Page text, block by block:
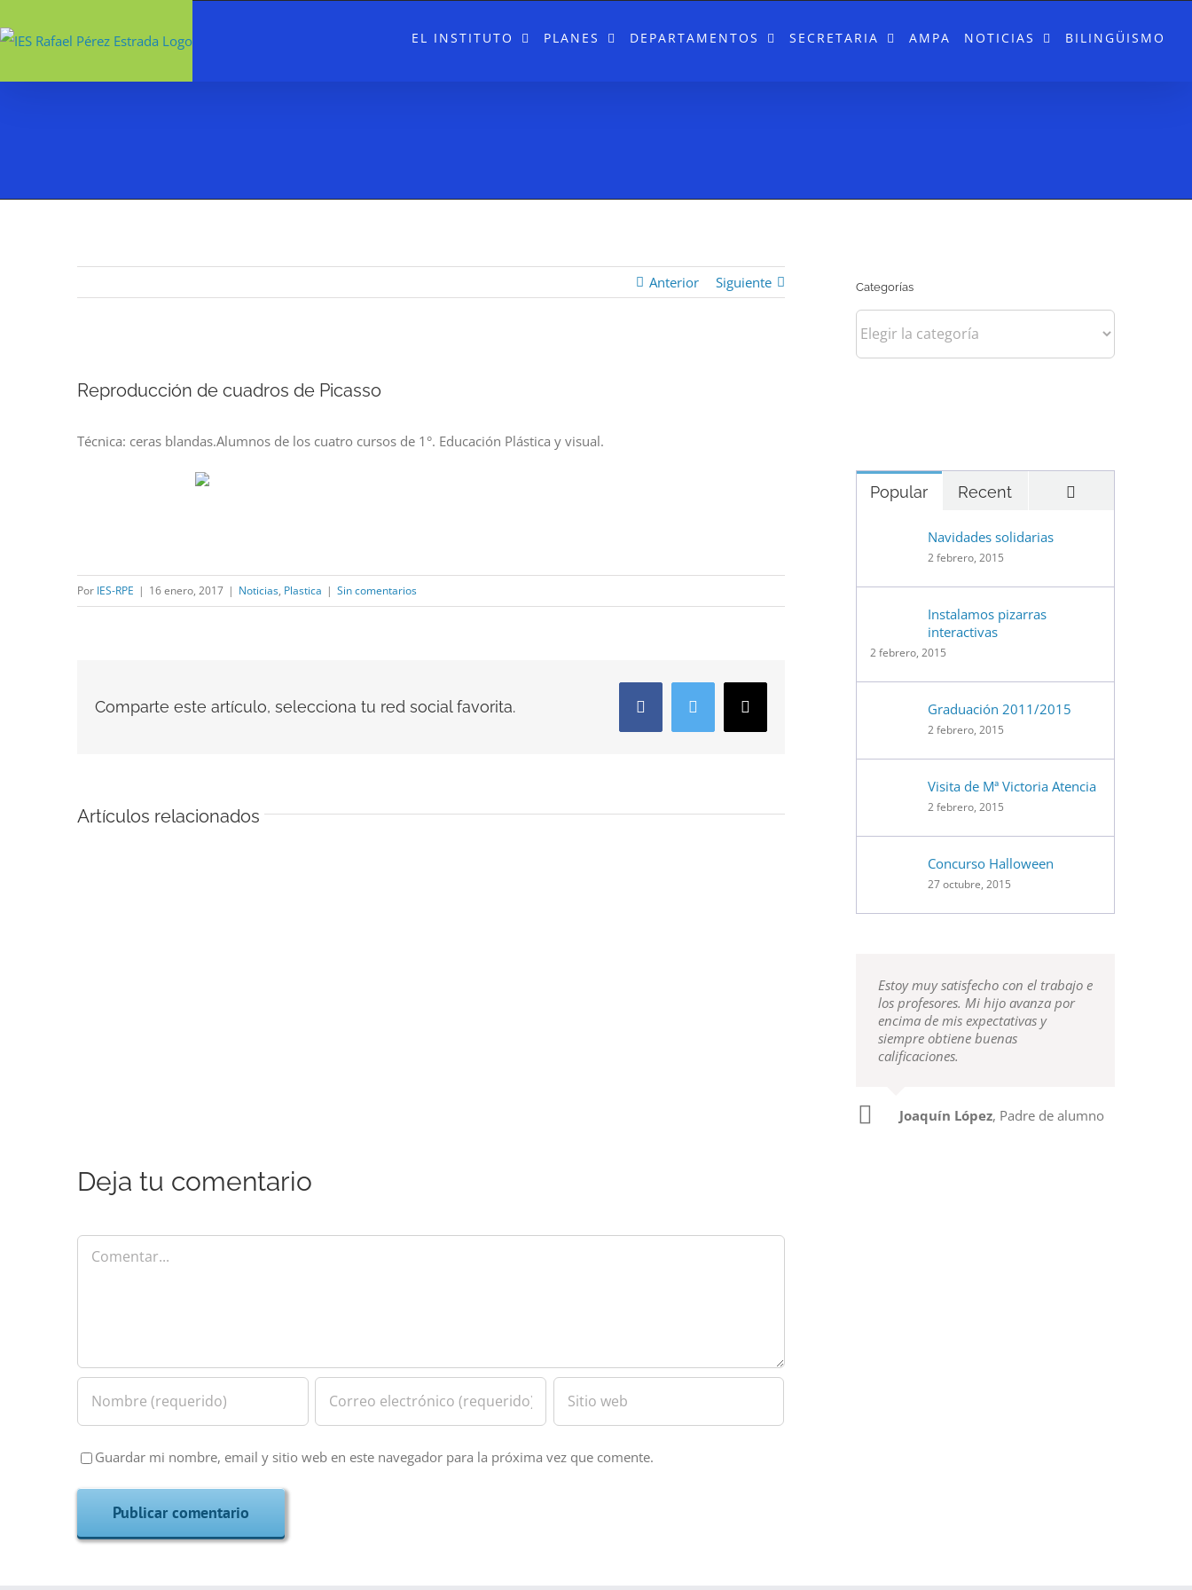
al
EL INSTITUTO PLANES DEPARTAMENTOS SECRETARIA AMPA NOTICIAS BILINGÜISMO
Anterior Siguiente
imagen
grande
Reproducción de cuadros de Picasso
Técnica: ceras blandas.Alumnos de los cuatro cursos de 1°. Educación Plástica y visual.
Por IES-RPE | 16 enero, 2017 | Noticias, Plastica | Sin comentarios
Comparte este artículo, selecciona tu red social favorita. FacebookTwitter
Correo
electrónico
Artículos relacionados
Deja tu comentario
Comentar
Guardar mi nombre, email y sitio web en este navegador para la próxima vez que comente.
Categorías
Popular Recent
Navidades solidarias
2 febrero, 2015
Instalamos pizarras
interactivas
2 febrero, 2015
Graduación 2011/2015
2 febrero, 2015
Visita de Mª Victoria Atencia
2 febrero, 2015
Concurso Halloween
27 octubre, 2015
Estoy muy satisfecho con el trabajo e
los profesores. Mi hijo avanza por
encima de mis expectativas y
siempre obtiene buenas
calificaciones.
Joaquín López, Padre de alumno